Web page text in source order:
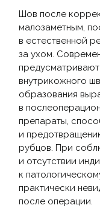
Шов после
малозаметным,
в естественной
за ухом.
внутрикожного
образования
в
препараты,
и
рубцов. При
и отсутствии
к
практически
после операции.